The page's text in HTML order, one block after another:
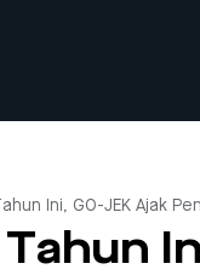
Ini, GO-JEK Ajak